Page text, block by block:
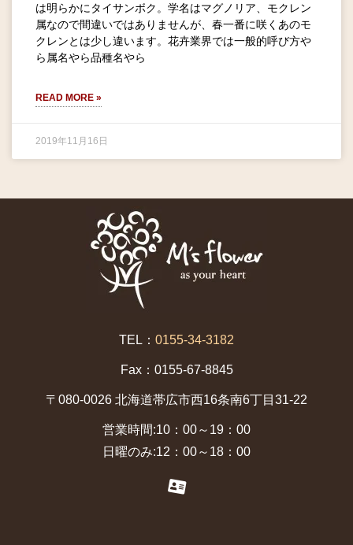
は明らかにタイサンボク。学名はマグノリア、モクレン
属なので間違いではありませんが、春一番に咲くあのモ
クレンとは少し違います。花卉業界では一般的呼び方や
ら属名やら品種名やら
READ MORE »
2019年11月16日
TEL： 0155-34-3182
Fax：0155-67-8845
〒080-0026 北海道帯広市西16条南6丁目31-22
営業時間:10：00～19：00
日曜のみ:12：00～18：00